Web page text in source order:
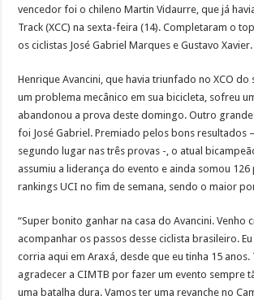
vencedor foi o chileno Martin Vidaurre, que já
Track (XCC) na sexta-feira (14). Completaram o
os ciclistas José Gabriel Marques e Gustavo Xavier.
Henrique Avancini, que havia triunfado no XCO do
um problema mecânico em sua bicicleta, sofreu
abandonou a prova deste domingo. Outro
foi José Gabriel. Premiado pelos bons resultados
segundo lugar nas três provas -, o atual
assumiu a liderança do evento e ainda somou
rankings UCI no fim de semana, sendo o maior
“Super bonito ganhar na casa do Avancini. Venho
acompanhar os passos desse ciclista brasileiro.
corria aqui em Araxá, desde que eu tinha 15 anos.
agradecer a CIMTB por fazer um evento sempre
uma batalha dura. Vamos ter uma revanche no